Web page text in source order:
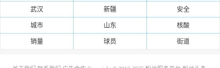
武汉 新疆 安全
城市 山东 核酸
销量 球员 街道